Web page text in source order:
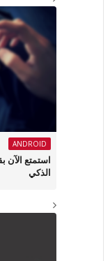
ANDROID
استمتع الآن
الذكي